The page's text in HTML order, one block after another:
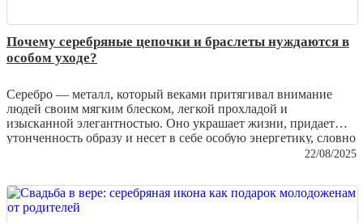
Почему серебряные цепочки и браслеты нуждаются в
особом уходе?
Серебро — металл, который веками притягивал внимание
людей своим мягким блеском, легкой прохладой и
изысканной элегантностью. Оно украшает жизни, придает
утонченность образу и несет в себе особую энергетику, словно
капля лунного света, застывшая в виде ювелирного изделия.
В этой статье мы расскажем, почему серебряные цепочки и
браслеты нуждаются в особом уходе и как сохранить их
22/08/2025